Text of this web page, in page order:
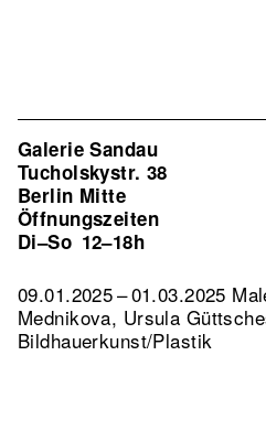
Galerie Sandau
Tucholskystr. 38
Berlin Mitte
Öffnungszeiten
Di–So 12–18h
09.01.2025 – 01.03.2025
Mednikova, Ursula
Bildhauerkunst/Plastik